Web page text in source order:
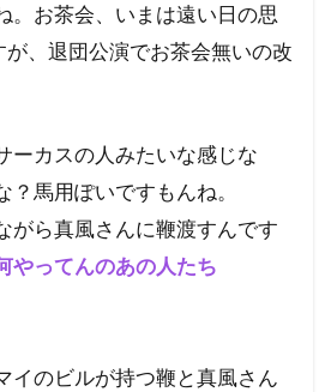
。お茶会、いまは遠い日の思
、退団公演でお茶会無いの改
ーカスの人みたいな感じな
馬用ぽいですもんね。
がら真風さんに鞭渡すんです
やってんのあの人たち
イのビルが持つ鞭と真風さん